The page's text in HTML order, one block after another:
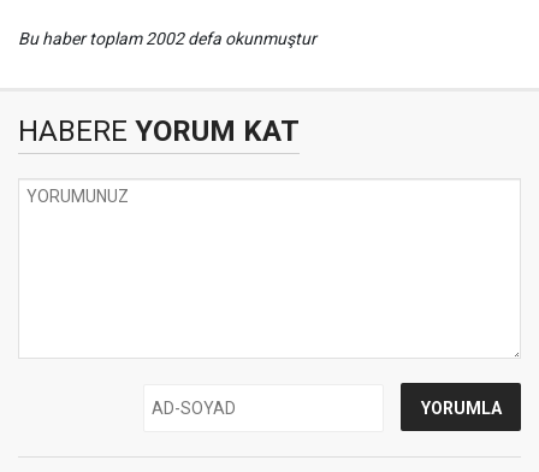
Bu haber toplam 2002 defa okunmuştur
HABERE YORUM KAT